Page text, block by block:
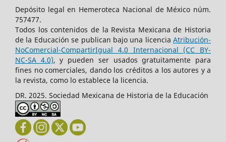
Depósito legal en Hemeroteca Nacional de México núm.
757477.
Todos los contenidos de la Revista Mexicana de Historia
de la Educación se publican bajo una licencia Atribución-
NoComercial-CompartirIgual 4.0 Internacional (CC BY-
NC-SA 4.0), y pueden ser usados gratuitamente para
fines no comerciales, dando los créditos a los autores y a
la revista, como lo establece la licencia.
DR. 2025. Sociedad Mexicana de Historia de la Educación